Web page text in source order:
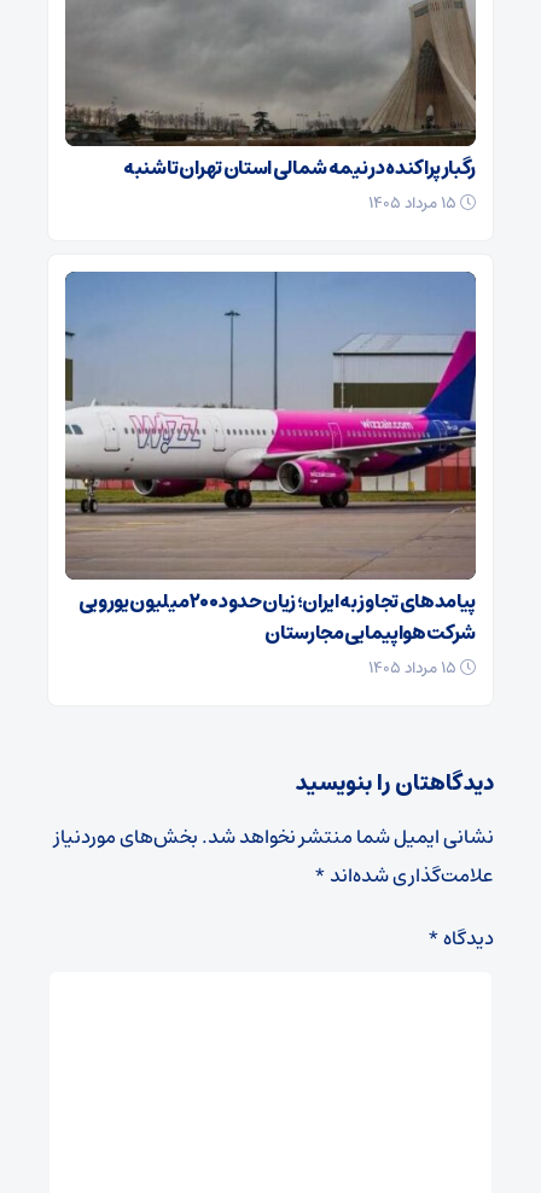
رگبار پراکنده در نیمه شمالی استان تهران تا شنبه
پیامدهای تجاوز به ایران؛ زیان حدود ۲۰۰ میلیون یورویی
شرکت هواپیمایی مجارستان
دیدگاهتان را بنویسید
نشانی ایمیل شما منتشر نخواهد شد.بخش‌های موردنیاز
علامت‌گذاری شده‌اند*
دیدگاه*